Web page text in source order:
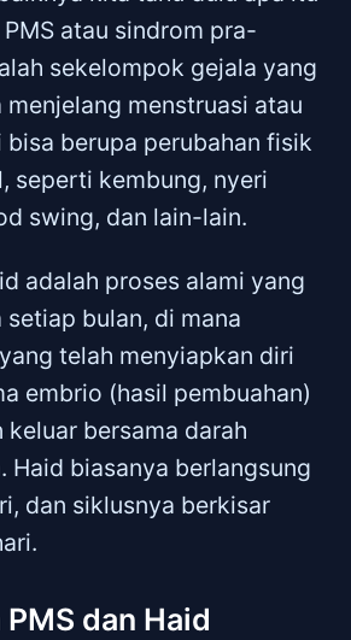
atau sindrom pra-
sekelompok gejala yang
menstruasi atau
bisa berupa perubahan fisik
seperti kembung, nyeri
swing, dan lain-lain.
adalah proses alami yang
bulan, di mana
telah menyiapkan diri
embrio (hasil pembuahan)
keluar bersama darah
Haid biasanya berlangsung
dan siklusnya berkisar
dan Haid